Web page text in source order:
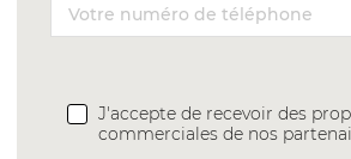
J'accepte de recevoir des
commerciales de nos